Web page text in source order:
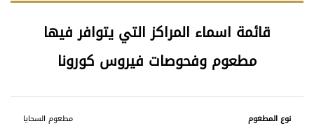
قائمة اسماء المراكز التي يتوافر فيها
مطعوم وفحوصات فيروس كورونا‎
نوع
المطعوم
مطعوم السحايا